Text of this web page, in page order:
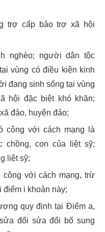
trợ cấp bảo trợ xã hội
nghèo; người dân tộc
vùng có điều kiện kinh
đang sinh sống tại vùng
hội đặc biệt khó khăn;
đảo, huyện đảo;
công với cách mạng là
chồng, con của liệt sỹ;
liệt sỹ;
với cách mạng, trừ
i khoản này;
quy định tại Điểm a,
đổi sửa đổi bổ sung